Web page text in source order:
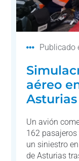
Publicado
aéreo
Asturias
Un avión
162
un siniestro
de Asturias